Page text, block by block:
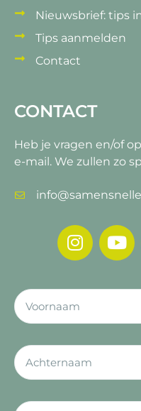
Nieuwsbrief: tips
Tips aanmelden
Contact
CONTACT
Heb je vragen en/of
e-mail. We zullen zo